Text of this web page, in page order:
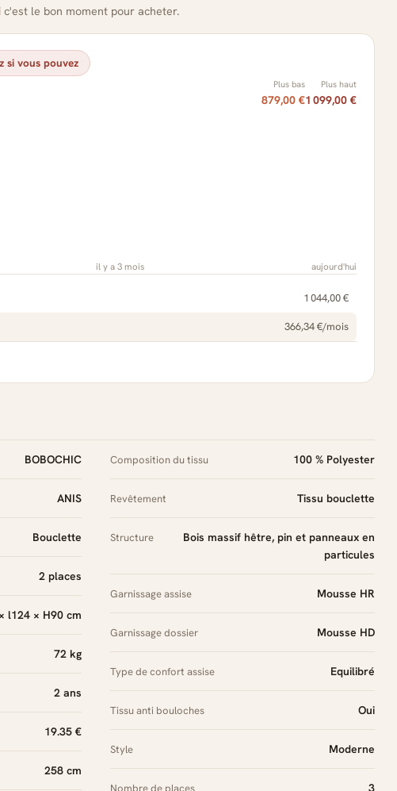
le bon moment pour acheter.
si vous pouvez
Plus bas
879,00 €
Plus haut
1 099,00 €
il y a 3 mois aujourd'hui
1 044,00 €
366,34 €/mois
BOBOCHIC
ANIS
Bouclette
2 places
l124 × H90 cm
72 kg
2 ans
19.35 €
258 cm
Composition du tissu 100 % Polyester
Revêtement Tissu bouclette
Structure
Bois massif hêtre, pin et panneaux en
particules
Garnissage assise Mousse HR
Garnissage dossier Mousse HD
Type de confort assise Equilibré
Tissu anti bouloches Oui
Style Moderne
Nombre de places 3